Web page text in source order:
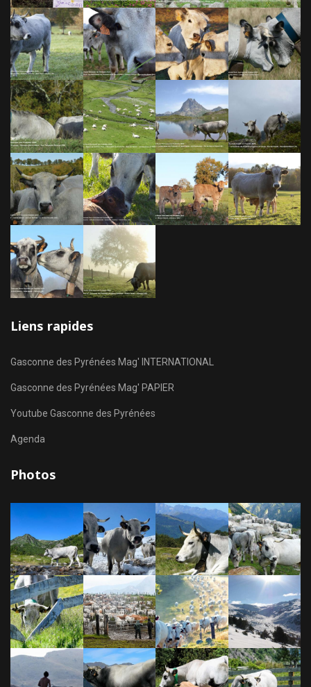
Liens rapides
Gasconne des Pyrénées Mag' INTERNATIONAL
Gasconne des Pyrénées Mag' PAPIER
Youtube Gasconne des Pyrénées
Agenda
Photos